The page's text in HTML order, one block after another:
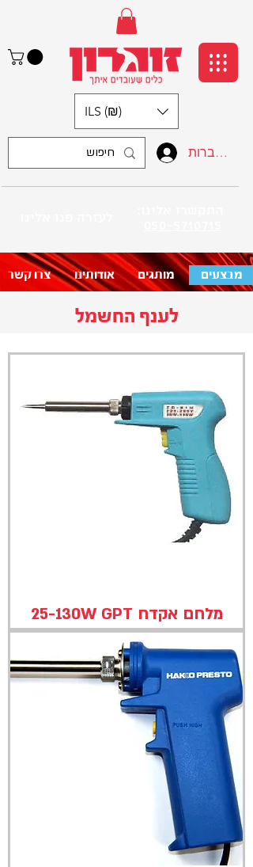
צרו קשר אודותינו מותגים מבצעים
התחברות
ILS (₪)
לענף החשמל
מלחם אקדח 25-130W GPT